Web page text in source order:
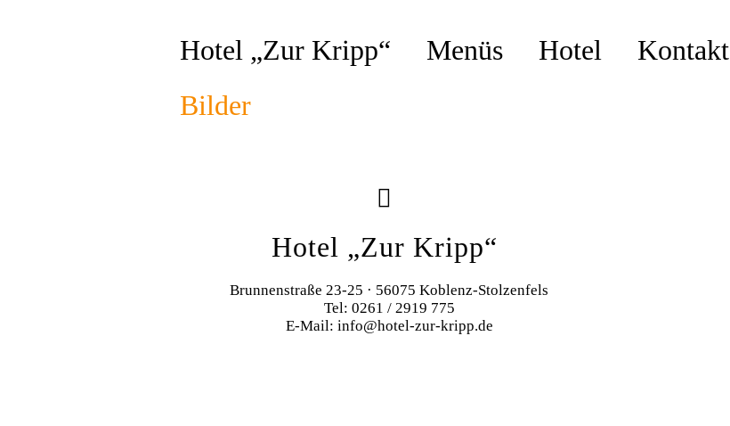
Hotel „Zur Kripp“ Menüs Hotel Kontakt
Bilder
Hotel „Zur Kripp“
Brunnenstraße 23-25 · 56075 Koblenz-Stolzenfels
Tel: 0261 / 2919 775
E-Mail: info@hotel-zur-kripp.de